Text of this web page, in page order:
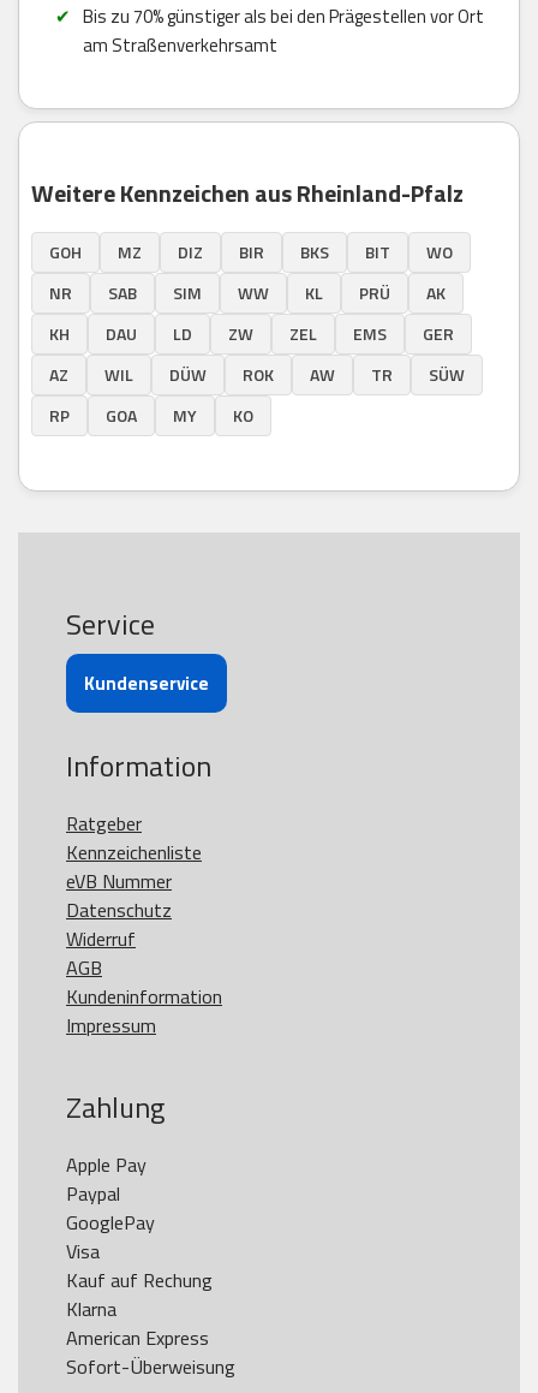
Bis zu 70% günstiger als bei den Prägestellen vor Ort
am Straßenverkehrsamt
Weitere Kennzeichen aus Rheinland-Pfalz
GOH MZ DIZ BIR BKS BIT
WO
NR
SAB SIM WW KL PRÜ
AK
KH
DAU LD ZW ZEL EMS
GER
AZ
WIL DÜW ROK AW TR
SÜW
RP
GOA MY KO
Service
Kundenservice
Information
Ratgeber
Kennzeichenliste
eVB Nummer
Datenschutz
Widerruf
AGB
Kundeninformation
Impressum
Zahlung
Apple Pay
Paypal
GooglePay
Visa
Kauf auf Rechung
Klarna
American Express